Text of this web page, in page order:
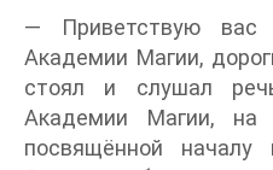
— Приветствую вас
Академии Магии,
стоял и слушал
Академии Магии, на
посвящённой началу